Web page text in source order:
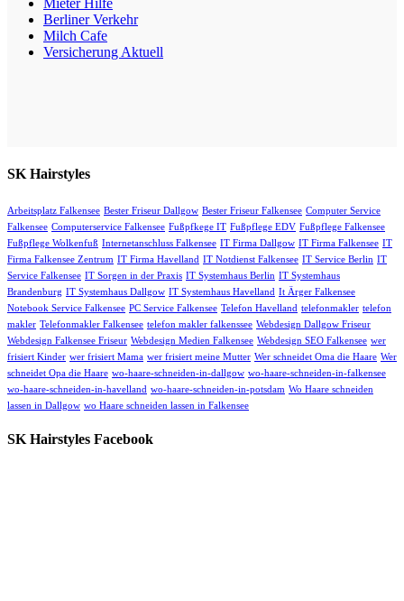
Berliner Verkehr
Milch Cafe
Versicherung Aktuell
SK Hairstyles
Arbeitsplatz Falkensee Bester Friseur Dallgow Bester Friseur Falkensee Computer Service
Falkensee Computerservice Falkensee Fußpfkege IT Fußpflege EDV Fußpflege Falkensee
Fußpflege Wolkenfuß Internetanschluss Falkensee IT Firma Dallgow IT Firma Falkensee IT
Firma Falkensee Zentrum IT Firma Havelland IT Notdienst Falkensee IT Service Berlin IT
Service Falkensee IT Sorgen in der Praxis IT Systemhaus Berlin IT Systemhaus
Brandenburg IT Systemhaus Dallgow IT Systemhaus Havelland It Ärger Falkensee
Notebook Service Falkensee PC Service Falkensee Telefon Havelland telefonmakler telefon
makler Telefonmakler Falkensee telefon makler falkenssee Webdesign Dallgow Friseur
Webdesign Falkensee Friseur Webdesign Medien Falkensee Webdesign SEO Falkensee wer
frisiert Kinder wer frisiert Mama wer frisiert meine Mutter Wer schneidet Oma die Haare Wer
schneidet Opa die Haare wo-haare-schneiden-in-dallgow wo-haare-schneiden-in-falkensee
wo-haare-schneiden-in-havelland wo-haare-schneiden-in-potsdam Wo Haare schneiden
lassen in Dallgow wo Haare schneiden lassen in Falkensee
SK Hairstyles Facebook